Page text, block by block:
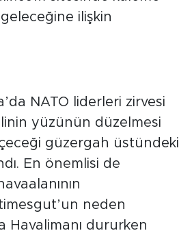
geleceğine ilişkin
NATO liderleri zirvesi
yüzünün düzelmesi
güzergah üstündeki
En önemlisi de
neden
Havalimanı dururken